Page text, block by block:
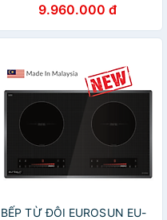
9.960.000 đ
BẾP TỪ ĐÔI EUROSUN EU-